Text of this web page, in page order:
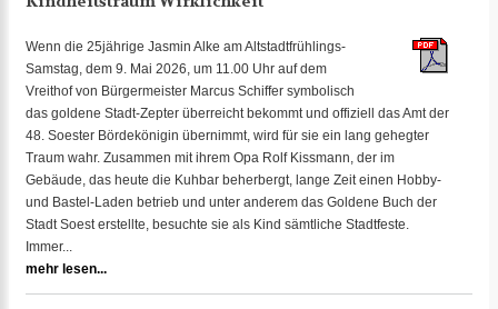
Wenn die 25jährige Jasmin Alke am Altstadtfrühlings-
Samstag, dem 9. Mai 2026, um 11.00 Uhr auf dem
Vreithof von Bürgermeister Marcus Schiffer symbolisch
das goldene Stadt-Zepter überreicht bekommt und offiziell das Amt der
48. Soester Bördekönigin übernimmt, wird für sie ein lang gehegter
Traum wahr. Zusammen mit ihrem Opa Rolf Kissmann, der im
Gebäude, das heute die Kuhbar beherbergt, lange Zeit einen Hobby-
und Bastel-Laden betrieb und unter anderem das Goldene Buch der
Stadt Soest erstellte, besuchte sie als Kind sämtliche Stadtfeste.
Immer...
mehr lesen...